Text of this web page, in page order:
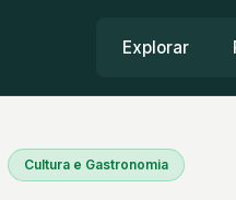
Explorar
Cultura e Gastronomia